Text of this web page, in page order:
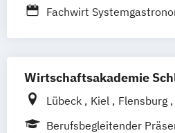
Fachwirt
Staatlich geprüfte/r
Hotel- und
Staatlich geprüfte/r
Wirtschaftsakademie
Lübeck Kiel Flensburg
Bad Segeberg
Berufsbegleitender